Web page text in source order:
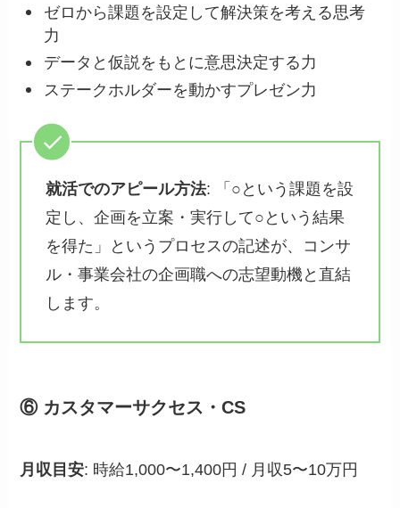
ゼロから課題を設定して解決策を考える思考
力
データと仮説をもとに意思決定する力
ステークホルダーを動かすプレゼン力
就活でのアピール方法: 「○という課題を設
定し、企画を立案・実行して○という結果
を得た」というプロセスの記述が、コンサ
ル・事業会社の企画職への志望動機と直結
します。
⑥ カスタマーサクセス・CS
月収目安: 時給1,000〜1,400円 / 月収5〜10万円